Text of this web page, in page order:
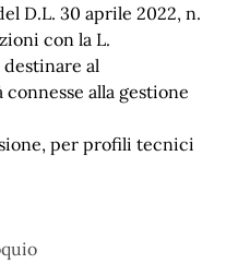
D.L. 30 aprile 2022, n.
con la L.
destinare al
alla gestione
per profili tecnici